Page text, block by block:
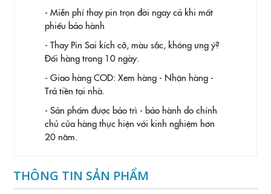
- Miễn phí thay pin trọn đời ngay cả khi mất
phiếu bảo hành
- Thay Pin Sai kích cỡ, màu sắc, không ưng ý?
Đổi hàng trong 10 ngày.
- Giao hàng COD: Xem hàng - Nhận hàng -
Trả tiền tại nhà.
- Sản phẩm được bảo trì - bảo hành do chính
chủ cửa hàng thực hiện với kinh nghiệm hơn
20 năm.
THÔNG TIN SẢN PHẨM